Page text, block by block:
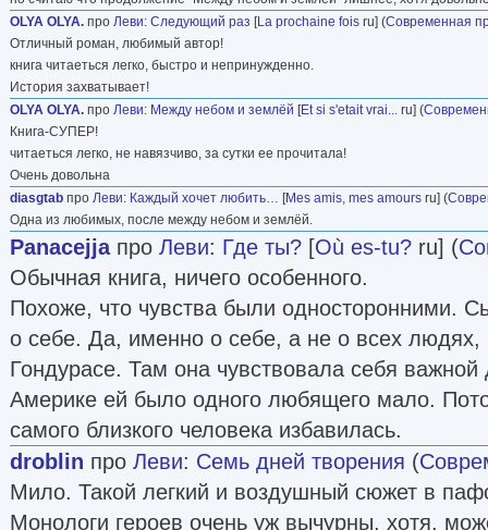
OLYA OLYA. про Леви: Следующий раз [La prochaine fois ru] (Современная
Отличный роман, любимый автор!
книга читаеться легко, быстро и непринужденно.
История захватывает!
OLYA OLYA. про Леви: Между небом и землёй [Et si s'etait vrai... ru] (
Книга-СУПЕР!
читаеться легко, не навязчиво, за сутки ее прочитала!
Очень довольна
diasgtab про Леви: Каждый хочет любить… [Mes amis, mes amours ru] (
Одна из любимых, после между небом и землёй.
Panacejjaпро Леви: Где ты? [Où es-tu? ru] (
Обычная книга, ничего особенного.
Похоже, что чувства были односторонними.
о себе. Да, именно о себе, а не о всех
Гондурасе. Там она чувствовала себя
Америке ей было одного любящего мало.
самого близкого человека избавилась.
droblin про Леви: Семь дней творения (
Мило. Такой легкий и воздушный сюжет в
Монологи героев очень уж вычурны, хотя,